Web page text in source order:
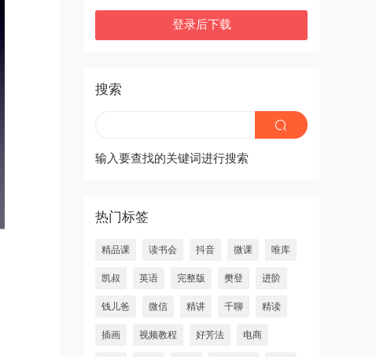
登录后下载
搜索
输入要查找的关键词进行搜索
热门标签
精品课 读书会 抖音 微课 唯库
凯叔 英语 完整版 樊登 进阶
钱儿爸 微信 精讲 千聊 精读
插画 视频教程 好芳法 电商